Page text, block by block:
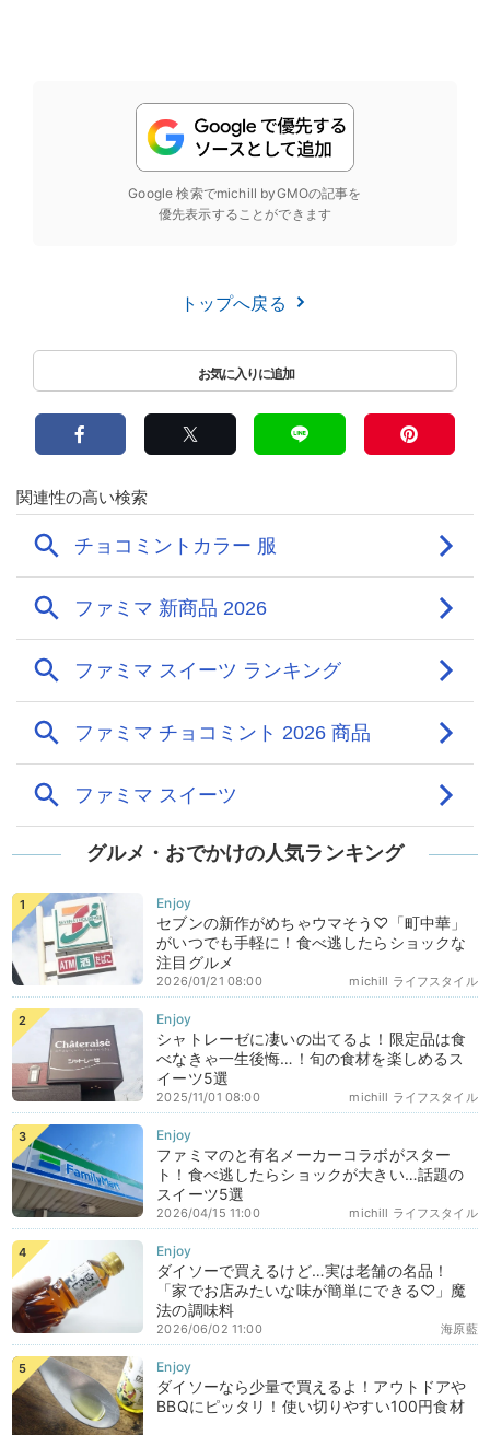
Google 検索でmichill byGMOの記事を
優先表示することができます
トップへ戻る
グルメ・おでかけの人気ランキング
セブンの新作がめちゃウマそう♡「町中華」
がいつでも手軽に！食べ逃したらショックな
注目グルメ
michill ライフスタイル
2026/01/21 08:00
シャトレーゼに凄いの出てるよ！限定品は食
べなきゃ一生後悔…！旬の食材を楽しめるス
イーツ5選
michill ライフスタイル
2025/11/01 08:00
ファミマのと有名メーカーコラボがスター
ト！食べ逃したらショックが大きい…話題の
スイーツ5選
michill ライフスタイル
2026/04/15 11:00
ダイソーで買えるけど…実は老舗の名品！
「家でお店みたいな味が簡単にできる♡」魔
法の調味料
海原藍
2026/06/02 11:00
ダイソーなら少量で買えるよ！アウトドアや
BBQにピッタリ！使い切りやすい100円食材